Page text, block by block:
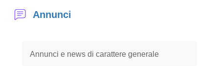
Annunci
Annunci e news di carattere generale